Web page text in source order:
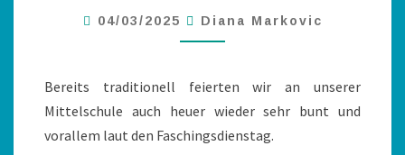
04/03/2025 Diana Markovic
Bereits traditionell feierten wir an unserer
Mittelschule auch heuer wieder sehr bunt und
vorallem laut den Faschingsdienstag.